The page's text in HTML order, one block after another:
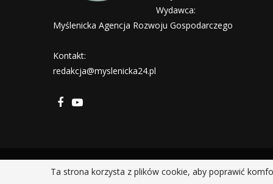
Wydawca:
Myślenicka Agencja Rozwoju Gospodarczego
Kontakt:
redakcja@myslenicka24.pl
Ta strona korzysta z plików cookie, aby poprawić